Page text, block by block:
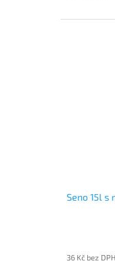
Seno 15l s
36 Kč bez DPH